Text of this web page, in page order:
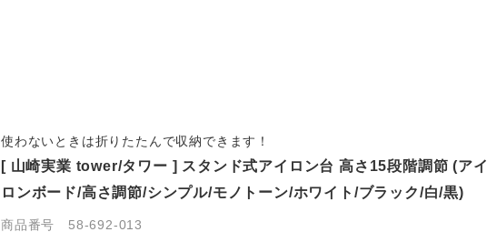
使わないときは折りたたんで収納できます！
[ 山崎実業 tower/タワー ] スタンド式アイロン台 高さ15段階調節 (アイ
ロンボード/高さ調節/シンプル/モノトーン/ホワイト/ブラック/白/黒)
商品番号 58-692-013